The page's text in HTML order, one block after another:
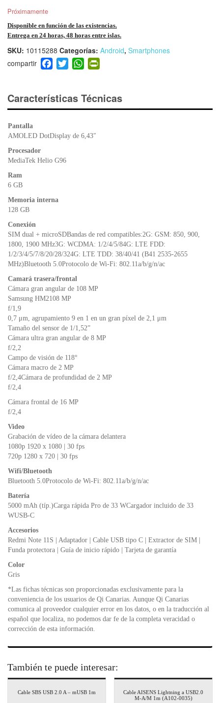
Próximamente
Disponible en función de las existencias.
Entrega en 24 horas, 48 horas entre islas.
SKU: 10115288 Categorías: Android, Smartphones
F
a
e
b
o
T
wi
er
W
h
s
A
p
ri
e
Características Técnicas
Pantalla
AMOLED DotDisplay de 6,43″
Procesador
MediaTek Helio G96
Ram
6 GB
Memoria interna
128 GB
Conexión
SIM dual + microSDBandas de red compatibles:2G: GSM: 850, 900,
1800, 1900 MHz3G: WCDMA: 1/2/4/5/84G: LTE FDD:
1/2/3/4/5/7/8/20/28/324G: LTE TDD: 38/40/41 (B41 2535-2655
MHz)Bluetooth 5.0Protocolo de Wi-Fi: 802.11a/b/g/n/ac
Camará trasera/frontal
Cámara gran angular de 108 MP
Samsung HM2108 MP
f/1,9
0,7 μm, agrupamiento 9 en 1 en un gran píxel de 2,1 μm
Tamaño del sensor de 1/1,52”
Cámara ultra gran angular de 8 MP
f/2,2
Campo de visión de 118°
Cámara macro de 2 MP
f/2,4Cámara de profundidad de 2 MP
f/2,4
Cámara frontal de 16 MP
f/2,4
Video
Grabación de vídeo de la cámara delantera
1080p 1920 x 1080 | 30 fps
720p 1280 x 720 | 30 fps
Wifi/Bluetooth
Bluetooth 5.0Protocolo de Wi-Fi: 802.11a/b/g/n/ac
Batería
5000 mAh (típ.)Carga rápida Pro de 33 WCargador incluido de 33
WUSB-C
Accesorios
Redmi Note 11S | Adaptador | Cable USB tipo C | Extractor de SIM |
Funda protectora | Guía de inicio rápido | Tarjeta de garantía
Color
Gris
*Las fichas técnicas son proporcionadas exclusivamente para la
conveniencia de los usuarios de Qi Canarias. Aunque Qi Canarias
comunica al proveedor cualquier error en los datos, o en la traducción al
español que localiza, no podemos dar fe de la completa veracidad o
corrección de esta información.
También te puede interesar:
Cable SBS USB 2.0 A – mUSB 1m
Cable AISENS Lightning a USB2.0
M-A/M 1m (A102-0035)